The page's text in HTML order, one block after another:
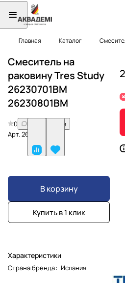
Главная Каталог
Смеситель на
раковину Tres Study
26230701BM
26230801BM
0
Нет отзывов
Арт.26230801BM
В корзину
Купить в 1 клик
Характеристики
Страна бренда: Испания